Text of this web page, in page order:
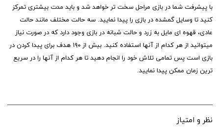
با پیشرفت شما در بازی مراحل سخت تر خواهد شد و باید مدت بیشتری تمرکز
کنید تا وسایل گمشده در بازی را پیدا نمایید. سه حالت مختلف مانند حالت
عادی، قهوه ای مایل به زرد و حالت شبانه در بازی وجود دارد که در صورت نیاز
میتوانید از هر کدام از آنها استفاده کنید. بیش از ۱۹۰ هدف برای پیدا کردن در
بازی است پس تمامی تلاش خود را انجام دهید تا هر کدام از آنها را در سریع
ترین زمان ممکن پیدا نمایید.
نظر و امتیاز